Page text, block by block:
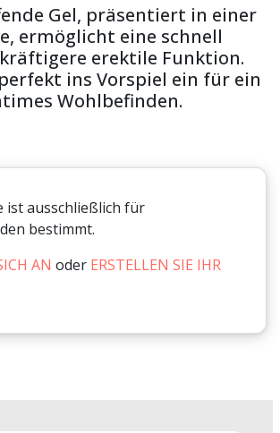
Gel, präsentiert in einer
ermöglicht eine schnell
erektile Funktion.
ins Vorspiel ein für ein
Wohlbefinden.
ist ausschließlich für
bestimmt.
AN oder ERSTELLEN SIE IHR